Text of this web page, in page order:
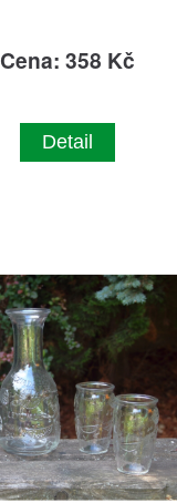
Cena: 358 Kč
Detail